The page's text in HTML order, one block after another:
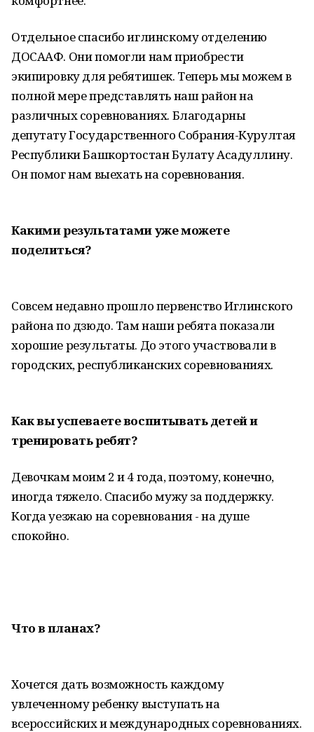
Отдельное спасибо иглинскому отделению
ДОСААФ. Они помогли нам приобрести
экипировку для ребятишек. Теперь мы можем в
полной мере представлять наш район на
различных соревнованиях. Благодарны
депутату Государственного Собрания-Курултая
Республики Башкортостан Булату Асадуллину.
Он помог нам выехать на соревнования.
Какими результатами уже можете
поделиться?
Совсем недавно прошло первенство Иглинского
района по дзюдо. Там наши ребята показали
хорошие результаты. До этого участвовали в
городских, республиканских соревнованиях.
Как вы успеваете воспитывать детей и
тренировать ребят?
Девочкам моим 2 и 4 года, поэтому, конечно,
иногда тяжело. Спасибо мужу за поддержку.
Когда уезжаю на соревнования - на душе
спокойно.
Что в планах?
Хочется дать возможность каждому
увлеченному ребенку выступать на
всероссийских и международных соревнованиях.